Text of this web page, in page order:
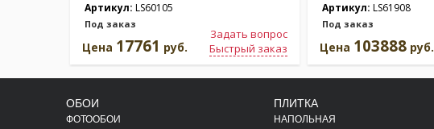
Артикул: LS60105
Под заказ
Задать вопрос
Быстрый заказ
Цена 17761 руб.
Артикул: LS61908
Под заказ
Цена 103888 руб.
ОБОИ
ФОТООБОИ
ПЛИТКА
НАПОЛЬНАЯ